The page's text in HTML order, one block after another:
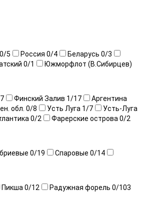
0/5 Россия 0/4 Беларусь 0/3
0/1 Южморфлот (В.Сибирцев)
Финский Залив 1/17
Аргентина
обл. 0/8 Усть Луга 1/7
Усть-Луга
0/2 Фарерские острова 0/2
0/19 Спаровые 0/14
Пикша 0/12 Радужная форель 0/103